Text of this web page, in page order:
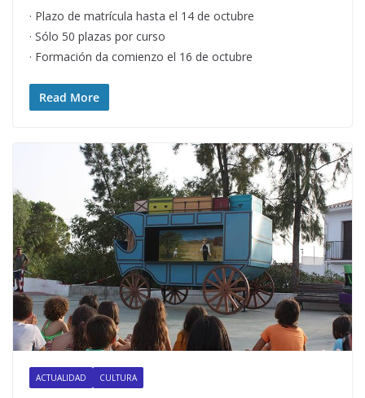
· Plazo de matrícula hasta el 14 de octubre
· Sólo 50 plazas por curso
· Formación da comienzo el 16 de octubre
Read More
ACTUALIDAD CULTURA